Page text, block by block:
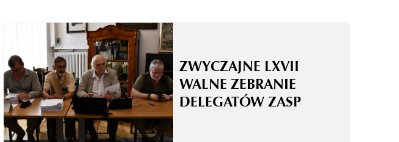
ZWYCZAJNE LXVII
WALNE ZEBRANIE
DELEGATÓW ZASP